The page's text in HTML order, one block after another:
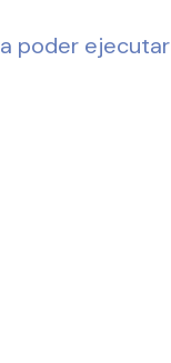
poder ejecutar